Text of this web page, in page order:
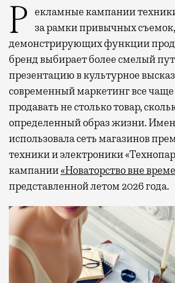
Рекламные кампании техники редко выходят
за рамки привычных съемок,
демонстрирующих функции
бренд выбирает более смелый
презентацию в культурное
современный маркетинг все
продавать не столько товар,
определенный образ жизни.
использовала сеть магазинов
техники и электроники
кампании«Новаторство вне
представленной летом 2026 года.